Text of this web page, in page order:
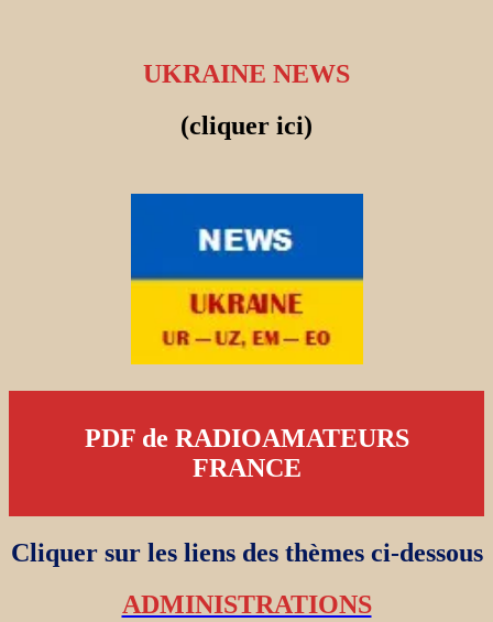
UKRAINE NEWS
(cliquer ici)
PDF de RADIOAMATEURS
FRANCE
Cliquer sur les liens des thèmes ci-dessous
ADMINISTRATIONS